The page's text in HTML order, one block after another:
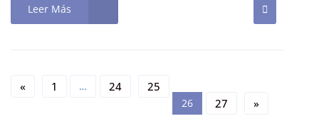
Leer Más
« 1 … 24 25
26 27 »